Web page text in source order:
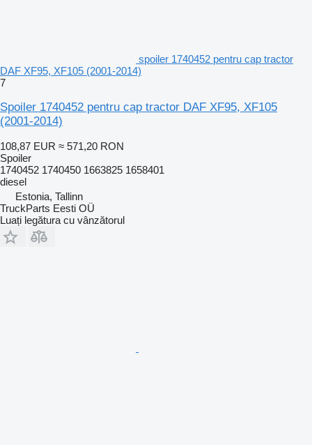
spoiler 1740452 pentru cap tractor
DAF XF95, XF105 (2001-2014)
7
Spoiler 1740452 pentru cap tractor DAF XF95, XF105
(2001-2014)
108,87 EUR ≈ 571,20 RON
Spoiler
1740452 1740450 1663825 1658401
diesel
Estonia, Tallinn
TruckParts Eesti OÜ
Luați legătura cu vânzătorul